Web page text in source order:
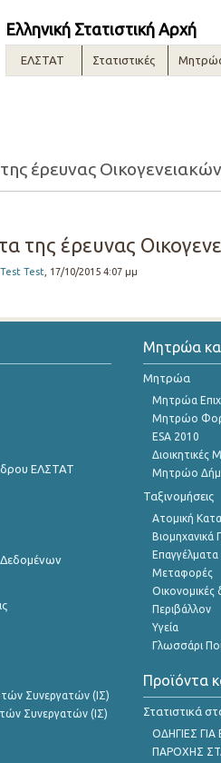
Ελληνική Στατιστική Αρχή
ΕΛΣΤΑΤ Στατιστικές Μητρώα
έρευνας
της έρευνας
Test Test , 17/10/2015 4:07 μμ
ΕΛΣΤΑΤ
Συνεργατών (ΙΣ)
Συνεργατών (ΙΣ)
Μητρώα
Μητρώα
Μητρώα
Μητρώο
ESA 2010
Διοικητικές
Μητρώο
Ταξινομήσεις
Ατομική
Βιομηχανικά
Επαγγέλματα
Μεταφορές
Οικονομικές
Περιβάλλον
Υγεία
Γλωσσάρι
Προϊόντα
Στατιστικά
ΟΔΗΓΙΕΣ
ΠΑΡΟΧΗΣ